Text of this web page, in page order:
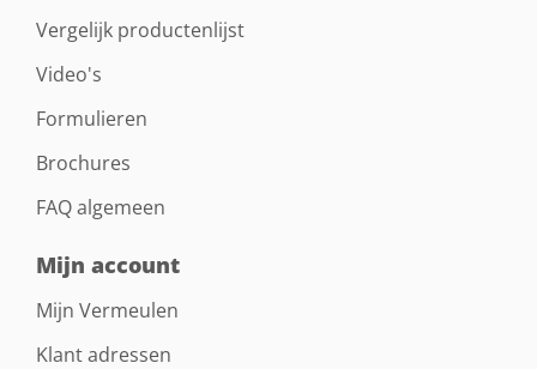
Vergelijk productenlijst
Video's
Formulieren
Brochures
FAQ algemeen
Mijn account
Mijn Vermeulen
Klant adressen